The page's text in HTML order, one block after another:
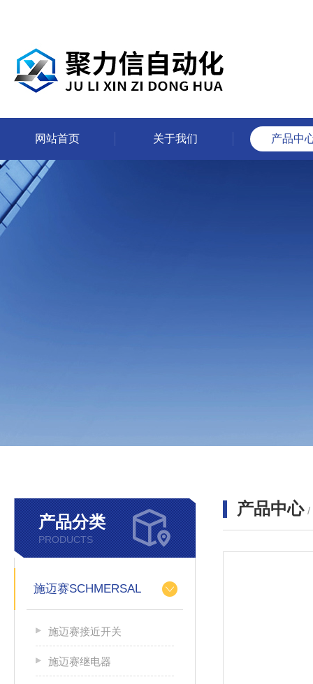
网站首页 关于我们 产品中
产品分类
PRODUCTS
施迈赛SCHMERSAL
施迈赛接近开关
施迈赛继电器
产品中心 /